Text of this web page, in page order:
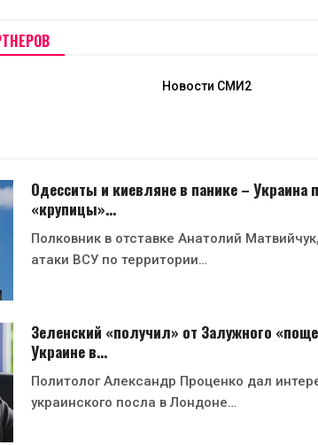
Новости СМИ2
Одесситы и киевляне в панике – Украина
«крупицы»…
Полковник в отставке Анатолий
атаки ВСУ по территории…
Зеленский «получил» от Залужного
Украине в…
Политолог Александр Проценко дал
украинского посла в Лондоне…